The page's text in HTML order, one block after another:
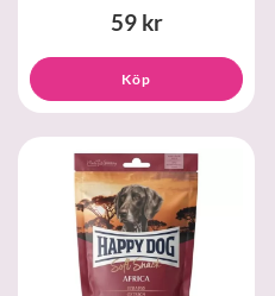
59 kr
Köp